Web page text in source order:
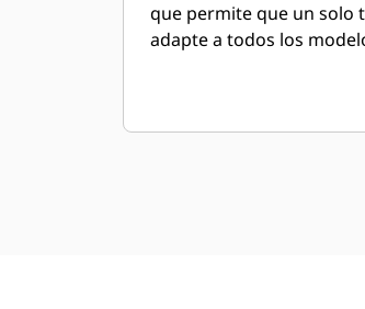
que permite que un solo
adapte a todos los